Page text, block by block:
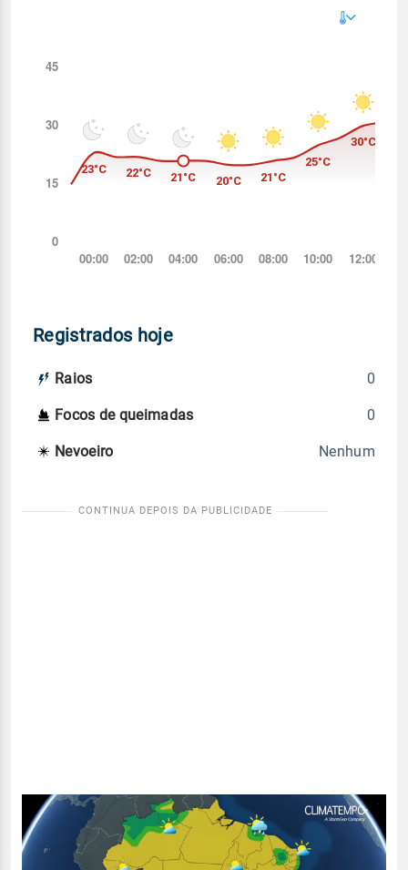
Registrados hoje
Raios 0
Focos de queimadas 0
Nevoeiro Nenhum